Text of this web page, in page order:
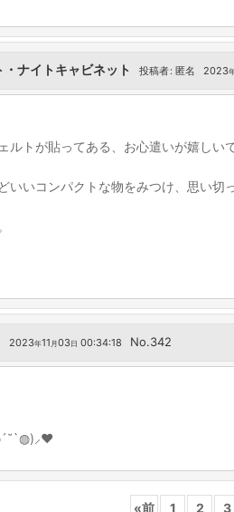
ナイトキャビネット 投稿者: 匿名 2023
トが貼ってある、お心遣いが嬉しいで
いコンパクトな物をみつけ、思い切
2023年11 月03 日 00:34:18 No.342
«前 1 2 3